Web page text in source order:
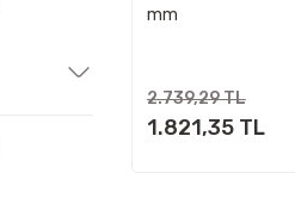
mm
2.739,29 TL
1.821,35 TL